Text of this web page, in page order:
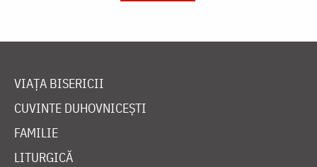
VIAȚA BISERICII
CUVINTE DUHOVNICEȘTI
FAMILIE
LITURGICĂ